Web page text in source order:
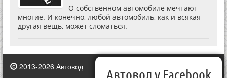
О собственном автомобиле мечтают
многие. И конечно, любой автомобиль, как и всякая
другая вещь, может сломаться.
2013-2026 Автовод
Автовод у Facebook